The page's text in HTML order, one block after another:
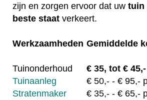
zijn en zorgen ervoor dat uw tuin
beste staat verkeert.
Werkzaamheden Gemiddelde
Tuinonderhoud € 35, tot €
Tuinaanleg
€ 50,- - € 95,-
Stratenmaker
€ 35,- - € 65,-